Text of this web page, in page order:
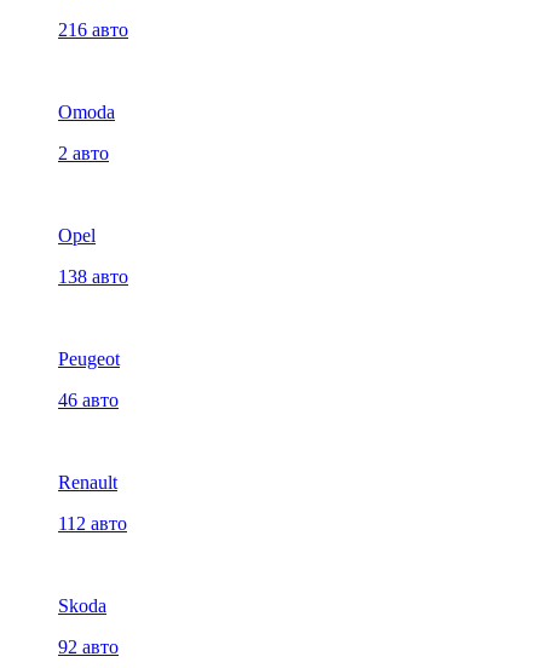
216 авто
Omoda
2 авто
Opel
138 авто
Peugeot
46 авто
Renault
112 авто
Skoda
92 авто